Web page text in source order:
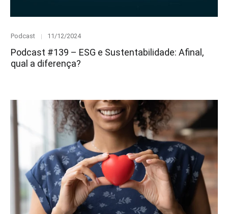
Category
Podcast
Posted
11/12/2024
Podcast #139 – ESG e Sustentabilidade: Afinal,
qual a diferença?